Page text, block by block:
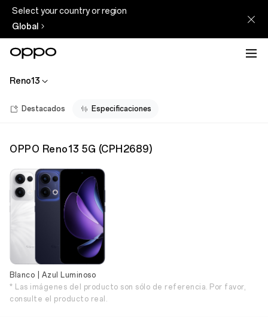
Select your country or region
Global
Reno13
Destacados Especificaciones
OPPO Reno13 5G (CPH2689)
Blanco | Azul Luminoso
* Las imágenes del producto son sólo de referencia. Por favor,
consulte el producto real.